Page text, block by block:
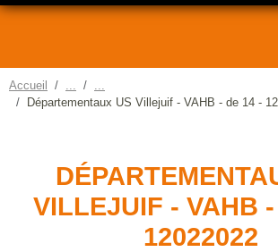
Accueil
Départementaux US Villejuif - VAHB - de 14 -
VILLEJUIF - VAHB
12022022